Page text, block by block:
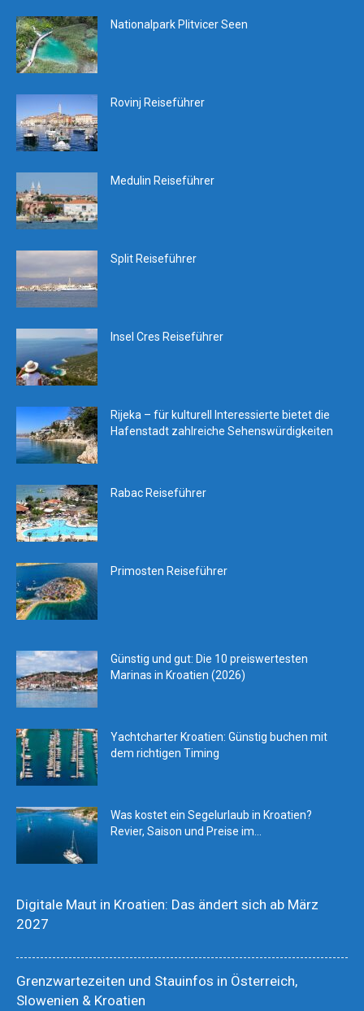
Nationalpark Plitvicer Seen
Rovinj Reiseführer
Medulin Reiseführer
Split Reiseführer
Insel Cres Reiseführer
Rijeka – für kulturell Interessierte bietet die
Hafenstadt zahlreiche Sehenswürdigkeiten
Rabac Reiseführer
Primosten Reiseführer
Günstig und gut: Die 10 preiswertesten
Marinas in Kroatien (2026)
Yachtcharter Kroatien: Günstig buchen mit
dem richtigen Timing
Was kostet ein Segelurlaub in Kroatien?
Revier, Saison und Preise im...
Digitale Maut in Kroatien: Das ändert sich ab März
2027
Grenzwartezeiten und Stauinfos in Österreich,
Slowenien & Kroatien